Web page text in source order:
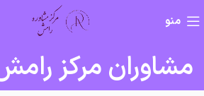
منو
مشاوران مرکز